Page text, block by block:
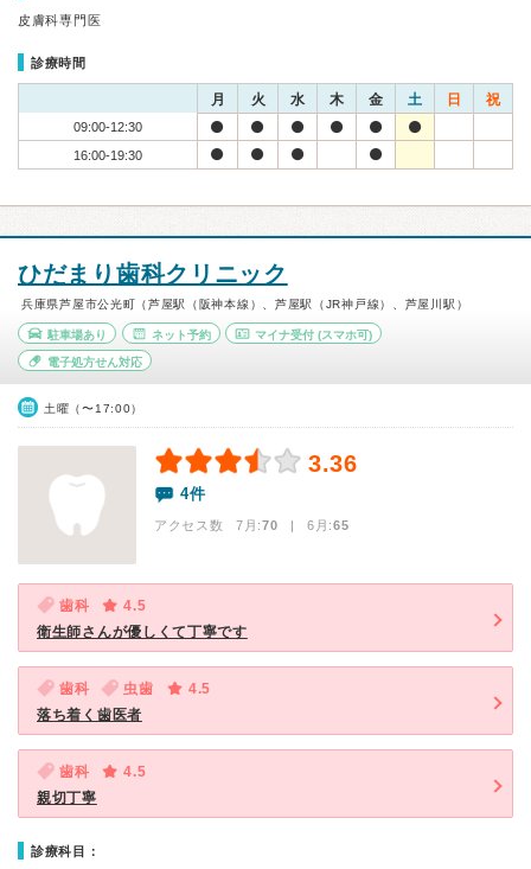
皮膚科専門医
診療時間
月 火 水 木 金 土 日 祝
09:00-12:30
16:00-19:30
ひだまり歯科クリニック
兵庫県芦屋市公光町（芦屋駅（阪神本線）、芦屋駅（JR神戸線）、芦屋川駅）
駐車場あり ネット予約 マイナ受付 (スマホ可)
電子処方せん対応
土曜（〜17:00）
3.36
4件
アクセス数 7月:70 | 6月:65
歯科
4.5
衛生師さんが優しくて丁寧です
歯科 虫歯
4.5
落ち着く歯医者
歯科
4.5
親切丁寧
診療科目：